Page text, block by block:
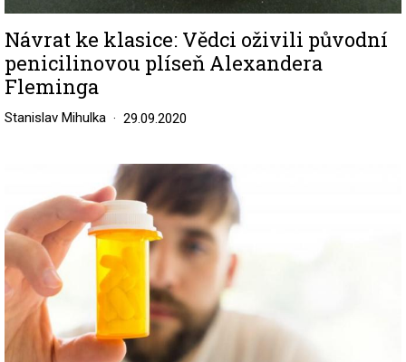
Návrat ke klasice: Vědci oživili původní
penicilinovou plíseň Alexandera
Fleminga
Stanislav Mihulka 29.09.2020